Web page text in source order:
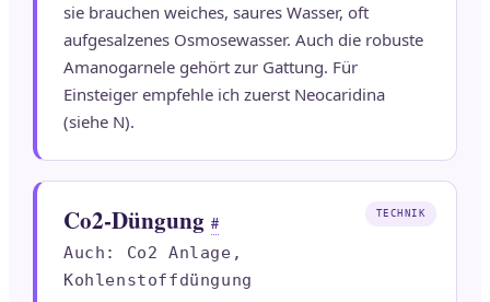
sie brauchen weiches, saures Wasser, oft
aufgesalzenes Osmosewasser. Auch die robuste
Amanogarnele gehört zur Gattung. Für
Einsteiger empfehle ich zuerst Neocaridina
(siehe N).
Co2-Düngung #
Auch: Co2 Anlage,
Kohlenstoffdüngung
TECHNIK